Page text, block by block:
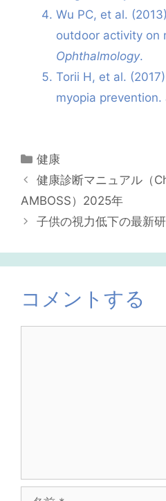
Wu PC, et al.
outdoor activity on
Ophthalmology.
Torii H, et al.
myopia prevention.
カ
テ
リ
ー
健康
健康診断マニュアル（
AMBOSS）2025年
子供の視力低下の最新
コメントする